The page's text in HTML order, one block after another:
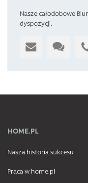
Nasze całodobowe
dyspozycji.
HOME.PL
Nasza historia sukcesu
Praca w home.pl